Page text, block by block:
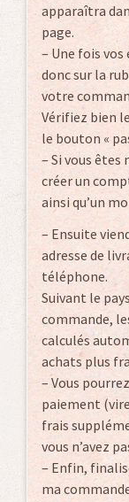
apparaîtra
page.
– Une fois
donc sur la
votre
Vérifiez bien
le bouton «
– Si vous êtes
créer un
ainsi qu’un
– Ensuite
adresse de
téléphone.
Suivant le
commande,
calculés
achats plus
– Vous
paiement
frais
vous n’avez
– Enfin,
ma